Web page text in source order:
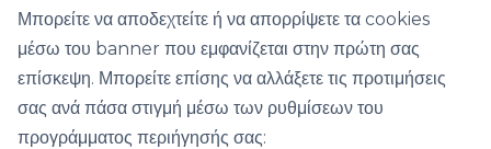
Μπορείτε να αποδεχτείτε ή να απορρίψετε τα cookies
μέσω του banner που εμφανίζεται στην πρώτη σας
επίσκεψη. Μπορείτε επίσης να αλλάξετε τις προτιμήσεις
σας ανά πάσα στιγμή μέσω των ρυθμίσεων του
προγράμματος περιήγησής σας: